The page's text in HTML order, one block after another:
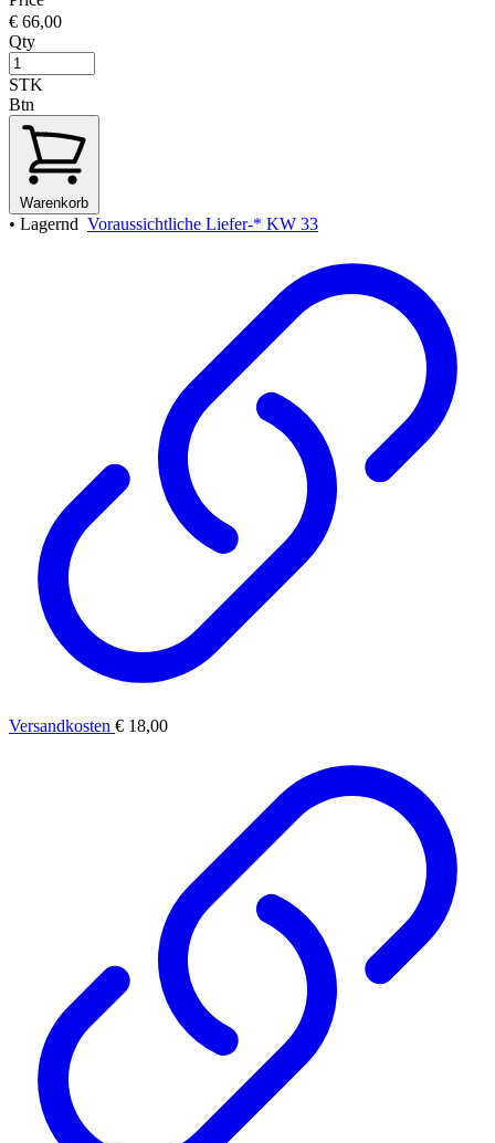
€ 66,00
Qty
STK
Btn
Warenkorb
• Lagernd Voraussichtliche Liefer-* KW 33
Versandkosten € 18,00